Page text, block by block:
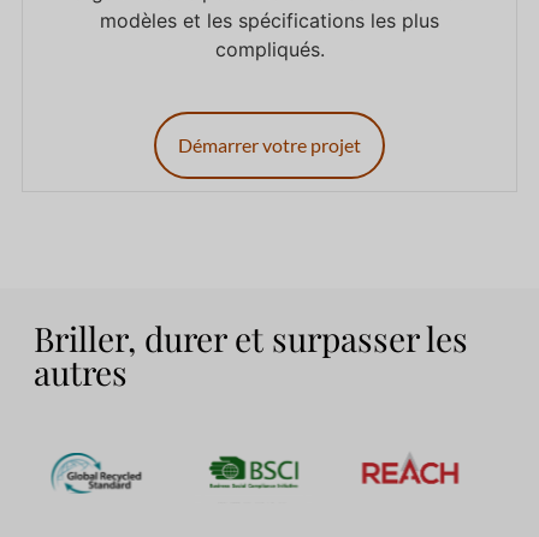
modèles et les spécifications les plus
compliqués.
Démarrer votre projet
Briller, durer et surpasser les
autres